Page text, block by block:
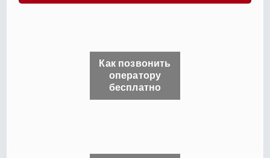
Как позвонить
оператору
бесплатно